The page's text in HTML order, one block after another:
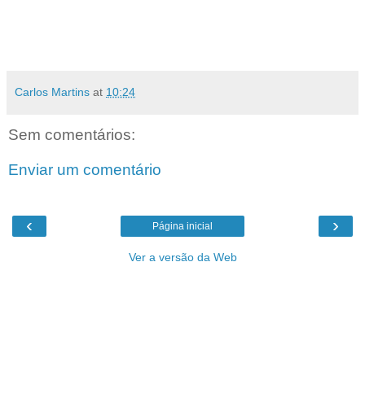
Carlos Martins at 10:24
Sem comentários:
Enviar um comentário
‹ ›
Página inicial
Ver a versão da Web